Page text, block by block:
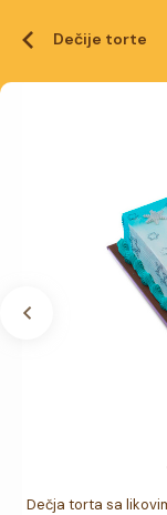
Dečije torte
Dečja torta sa